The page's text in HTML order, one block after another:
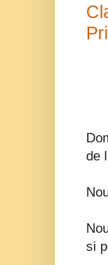
de
si